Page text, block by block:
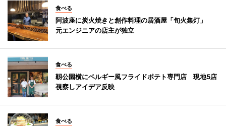
食べる
阿波座に炭火焼きと創作料理の居酒屋「旬火集灯」
元エンジニアの店主が独立
食べる
靱公園横にベルギー風フライドポテト専門店 現地5店
視察しアイデア反映
食べる